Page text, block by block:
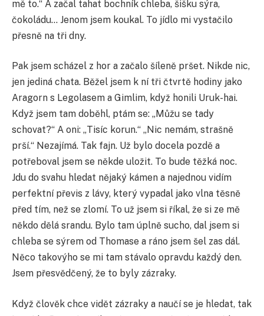
mě to.“ A začal tahat bochník chleba, šišku sýra,
čokoládu… Jenom jsem koukal. To jídlo mi vystačilo
přesně na tři dny.
Pak jsem scházel z hor a začalo šíleně pršet. Nikde nic,
jen jediná chata. Běžel jsem k ní tři čtvrtě hodiny jako
Aragorn s Legolasem a Gimlim, když honili Uruk-hai.
Když jsem tam doběhl, ptám se: „Můžu se tady
schovat?“ A oni: „Tisíc korun.“ „Nic nemám, strašně
prší.“ Nezajímá. Tak fajn. Už bylo docela pozdě a
potřeboval jsem se někde uložit. To bude těžká noc.
Jdu do svahu hledat nějaký kámen a najednou vidím
perfektní převis z lávy, který vypadal jako vlna těsně
před tím, než se zlomí. To už jsem si říkal, že si ze mě
někdo dělá srandu. Bylo tam úplně sucho, dal jsem si
chleba se sýrem od Thomase a ráno jsem šel zas dál.
Něco takovýho se mi tam stávalo opravdu každý den.
Jsem přesvědčený, že to byly zázraky.
Když člověk chce vidět zázraky a naučí se je hledat, tak